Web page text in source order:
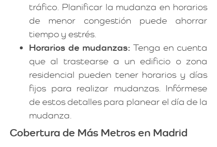
tráfico. Planificar la mudanza en horarios
de menor congestión puede ahorrar
tiempo y estrés.
Horarios de mudanzas: Tenga en cuenta
que al trastearse a un edificio o zona
residencial pueden tener horarios y días
fijos para realizar mudanzas. Infórmese
de estos detalles para planear el día de la
mudanza.
Cobertura de Más Metros en Madrid